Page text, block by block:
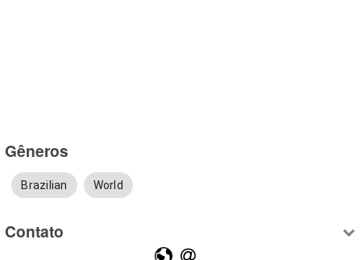
Gêneros
Brazilian World
Contato